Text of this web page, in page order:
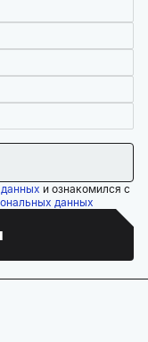
и ознакомился с
данных